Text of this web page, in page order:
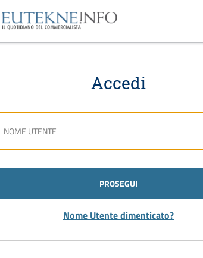
Accedi
PROSEGUI
Nome Utente dimenticato?